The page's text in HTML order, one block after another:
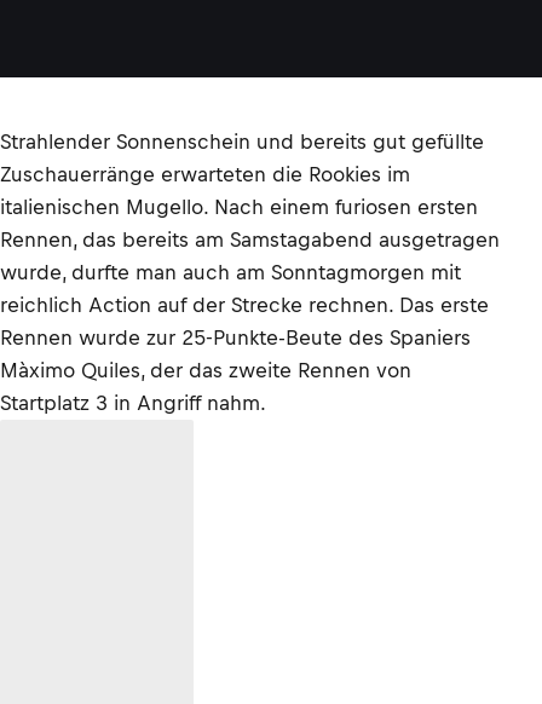
Strahlender Sonnenschein und bereits gut gefüllte
Zuschauerränge erwarteten die Rookies im
italienischen Mugello. Nach einem furiosen ersten
Rennen, das bereits am Samstagabend ausgetragen
wurde, durfte man auch am Sonntagmorgen mit
reichlich Action auf der Strecke rechnen. Das erste
Rennen wurde zur 25-Punkte-Beute des Spaniers
Màximo Quiles, der das zweite Rennen von
Startplatz 3 in Angriff nahm.